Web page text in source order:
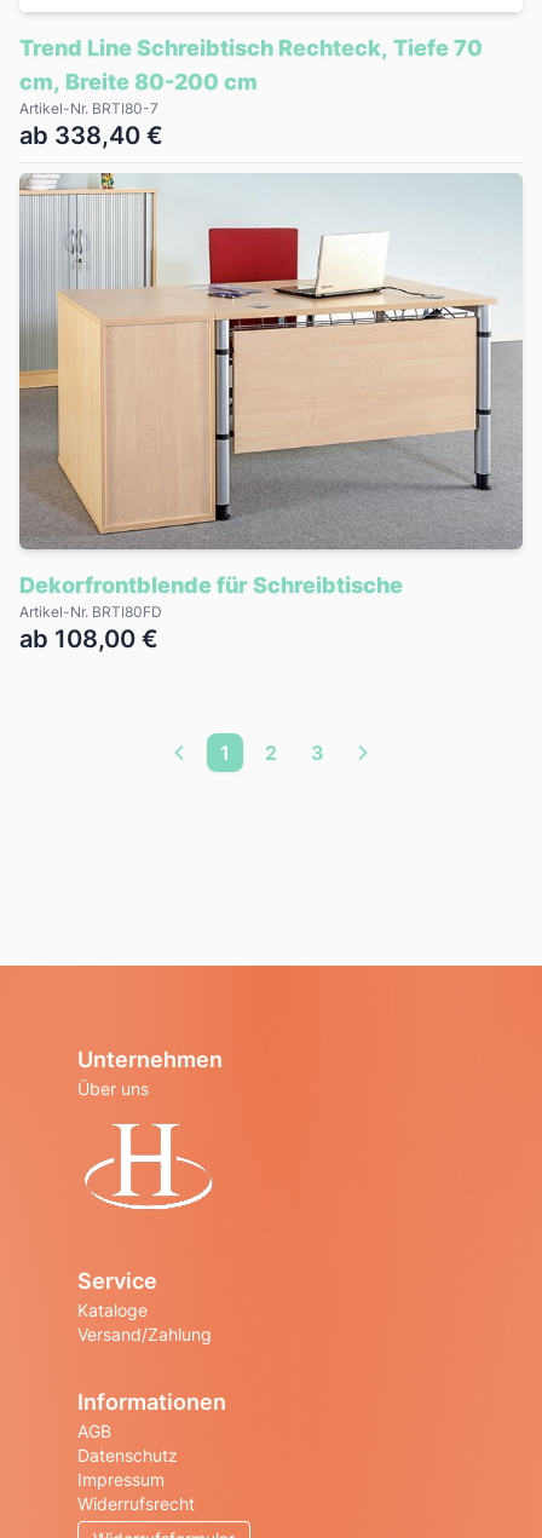
Trend Line Schreibtisch Rechteck, Tiefe 70
cm, Breite 80-200 cm
Artikel-Nr. BRTI80-7
ab 338,40 €
Dekorfrontblende für Schreibtische
Artikel-Nr. BRTI80FD
ab 108,00 €
1 2 3
Unternehmen
Über uns
Service
Kataloge
Versand/Zahlung
Informationen
AGB
Datenschutz
Impressum
Widerrufsrecht